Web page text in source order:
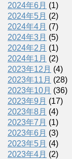
2024年6月 (1)
2024年5月 (2)
2024年4月 (7)
2024年3月 (5)
2024年2月 (1)
2024年1月 (2)
2023年12月 (4)
2023年11月 (28)
2023年10月 (36)
2023年9月 (17)
2023年8月 (4)
2023年7月 (1)
2023年6月 (3)
2023年5月 (4)
2023年4月 (2)